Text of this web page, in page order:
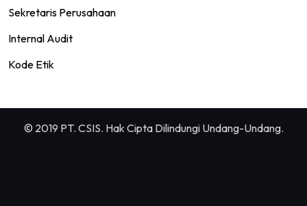
Sekretaris Perusahaan
Internal Audit
Kode Etik
© 2019 PT. CSIS. Hak Cipta Dilindungi Undang-Undang.